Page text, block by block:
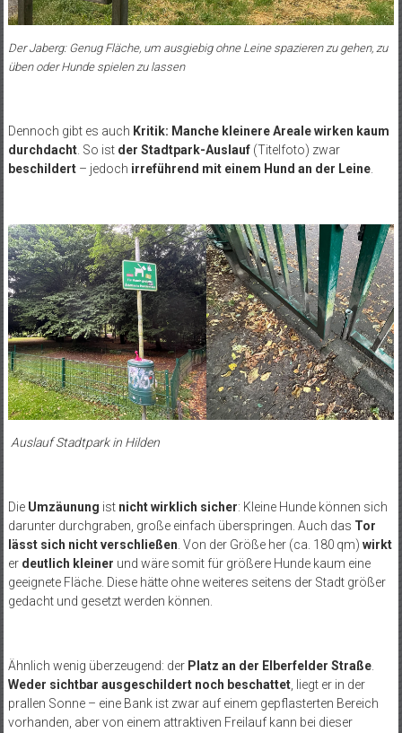
Der Jaberg: Genug Fläche, um ausgiebig ohne Leine spazieren zu gehen, zu
üben oder Hunde spielen zu lassen
Dennoch gibt es auch Kritik: Manche kleinere Areale wirken kaum
durchdacht. So ist der Stadtpark-Auslauf(Titelfoto) zwar
beschildert– jedoch irreführend mit einem Hund an der Leine.
Auslauf Stadtpark in Hilden
Die Umzäunung ist nicht wirklich sicher: Kleine Hunde können sich
darunter durchgraben, große einfach überspringen. Auch das Tor
lässt sich nicht verschließen . Von der Größe her (ca. 180 qm) wirkt
er deutlich kleiner und wäre somit für größere Hunde kaum eine
geeignete Fläche. Diese hätte ohne weiteres seitens der Stadt größer
gedacht und gesetzt werden können.
Ähnlich wenig überzeugend: der Platz an der Elberfelder Straße.
Weder sichtbar ausgeschildert noch beschattet, liegt er in der
prallen Sonne – eine Bank ist zwar auf einem gepflasterten Bereich
vorhanden, aber von einem attraktiven Freilauf kann bei dieser